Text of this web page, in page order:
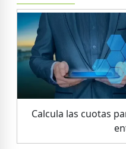
Calcula las cuotas